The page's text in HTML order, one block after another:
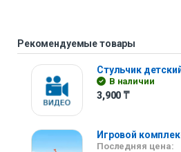
Рекомендуемые товары
Стульчик
В наличии
3,900 ₸
Игровой
Последняя цена: